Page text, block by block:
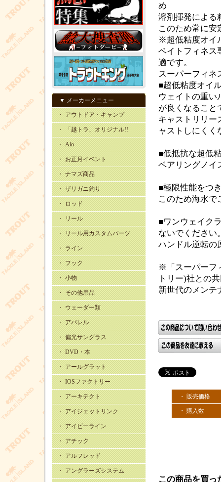
▼ メーカーメニュー
・ アウトドア・キャンプ
・ 「越トラ」オリジナル!!
・ Aio
・ お正月イベント
・ ナマズ商品
・ ザリガニ釣り
・ ロッド
・ リール
・ リール用カスタムパーツ
・ ライン
・ フック
・ 小物
・ その他用品
・ ウェーダー類
・ アパレル
・ 偏光サングラス
・ DVD・本
・ アールグラット
・ IOSファクトリー
・ アーキテクト
・ アイジェットリンク
・ アイビーライン
・ アチック
・ アルフレッド
・ アングラーズシステム
め
溶剤揮発による
このため常に安
※超低粘度オイ
ベイトフィネス
適です。
スーパーフィネ
■超低粘度オイ
ウェイトの重い
が良くなること
キャストリリー
ャストしにくく
■低抵抗な超低
ベアリングノイ
■極限性能をつ
このため海水で
■ワンウェイク
ないでください
ハンドル逆転の
※「スーパーフ
トリー)社との
新世代のメンテ
・ 販売価格
・ 購入数
この商品を買っ